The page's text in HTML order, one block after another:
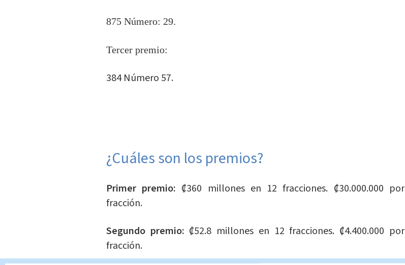
875 Número: 29.
Tercer premio:
384 Número 57.
¿Cuáles son los premios?
Primer premio: ₡360 millones en 12 fracciones. ₡30.000.000 por
fracción.
Segundo premio: ₡52.8 millones en 12 fracciones. ₡4.400.000 por
fracción.